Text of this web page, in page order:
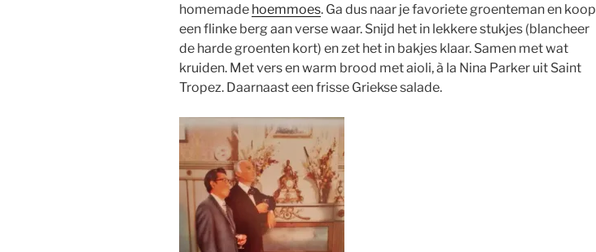
homemade hoemmoes. Ga dus naar je favoriete groenteman en koop
een flinke berg aan verse waar. Snijd het in lekkere stukjes (blancheer
de harde groenten kort) en zet het in bakjes klaar. Samen met wat
kruiden. Met vers en warm brood met aioli, à la Nina Parker uit Saint
Tropez. Daarnaast een frisse Griekse salade.